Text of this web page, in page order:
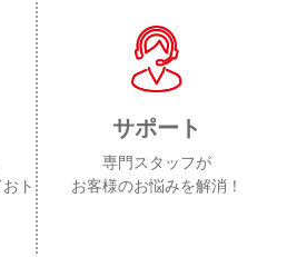
ト
サポート
専門スタッフが
お客様のお悩みを解消！